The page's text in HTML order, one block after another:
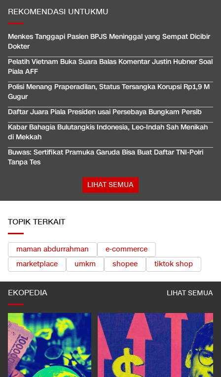
REKOMENDASI UNTUKMU
Menkes Tanggapi Pasien BPJS Meninggal yang Sempat Dicibir
Dokter
Pelatih Vietnam Buka Suara Balas Komentar Justin Hubner Soal
Piala AFF
Polisi Menang Praperadilan, Status Tersangka Korupsi Rp1,9 M
Gugur
Daftar Juara Piala Presiden usai Persebaya Bungkam Persib
Kabar Bahagia Bulutangkis Indonesia, Leo-Indah Sah Menikah
di Mekkah
Buwas: Sertifikat Pramuka Garuda Bisa Buat Daftar TNI-Polri
Tanpa Tes
LIHAT SEMUA
TOPIK TERKAIT
maman abdurrahman
e-commerce
marketplace
umkm shopee tiktok shop
EKOPEDIA LIHAT SEMUA